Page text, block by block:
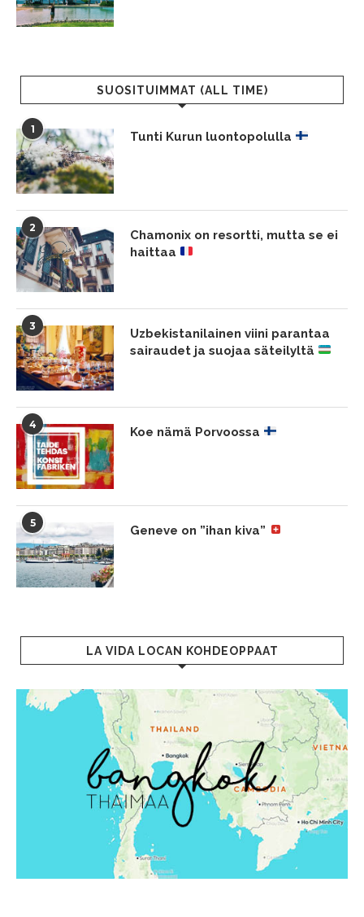
SUOSITUIMMAT (ALL TIME)
1
Tunti Kurun luontopolulla
2
Chamonix on resortti, mutta se ei
haittaa
3
Uzbekistanilainen viini parantaa
sairaudet ja suojaa säteilyltä
4
Koe nämä Porvoossa
5
Geneve on ”ihan kiva”
LA VIDA LOCAN KOHDEOPPAAT